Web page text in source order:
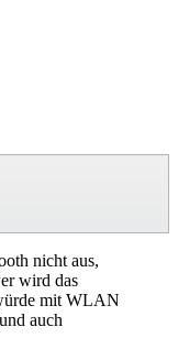
nicht aus,
wird das
mit WLAN
auch